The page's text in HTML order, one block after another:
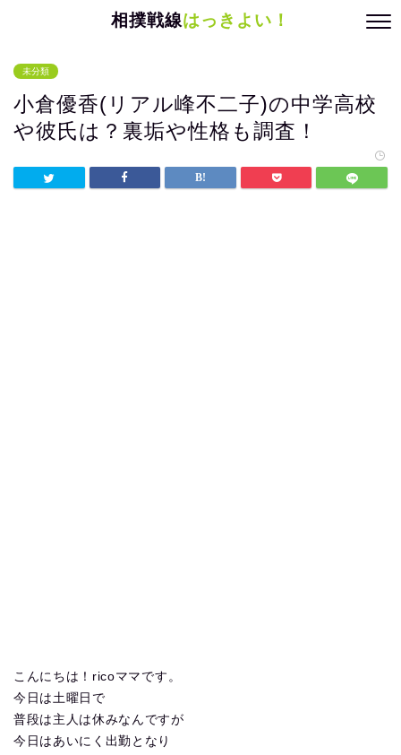
相撲戦線はっきよい！
未分類
小倉優香(リアル峰不二子)の中学高校
や彼氏は？裏垢や性格も調査！
こんにちは！ricoママです。
今日は土曜日で
普段は主人は休みなんですが
今日はあいにく出勤となり